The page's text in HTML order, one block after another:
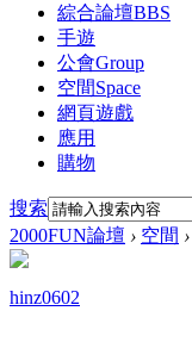
綜合論壇BBS
手遊
公會Group
空間Space
網頁遊戲
應用
購物
搜索
2000FUN論壇 › 空間 ›
hinz0602